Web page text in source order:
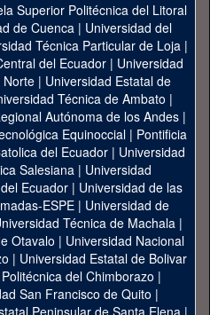
Superior Politécnica del Litoral
de Cuenca| Universidad del
Técnica Particular de Loja|
del Ecuador| Universidad
Norte | Universidad Estatal de
Técnica de Ambato |
Autónoma de los Andes|
Equinoccial| Pontificia
del Ecuador | Universidad
Salesiana | Universidad
Ecuador | Universidad de las
ESPE | Universidad de
Técnica de Machala|
Otavalo | Universidad Nacional
| Universidad Estatal de Bolivar
del Chimborazo |
San Francisco de Quito |
Peninsular de Santa Elena|